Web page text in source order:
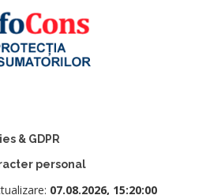
& GDPR
personal
07.08.2026, 15:20:00